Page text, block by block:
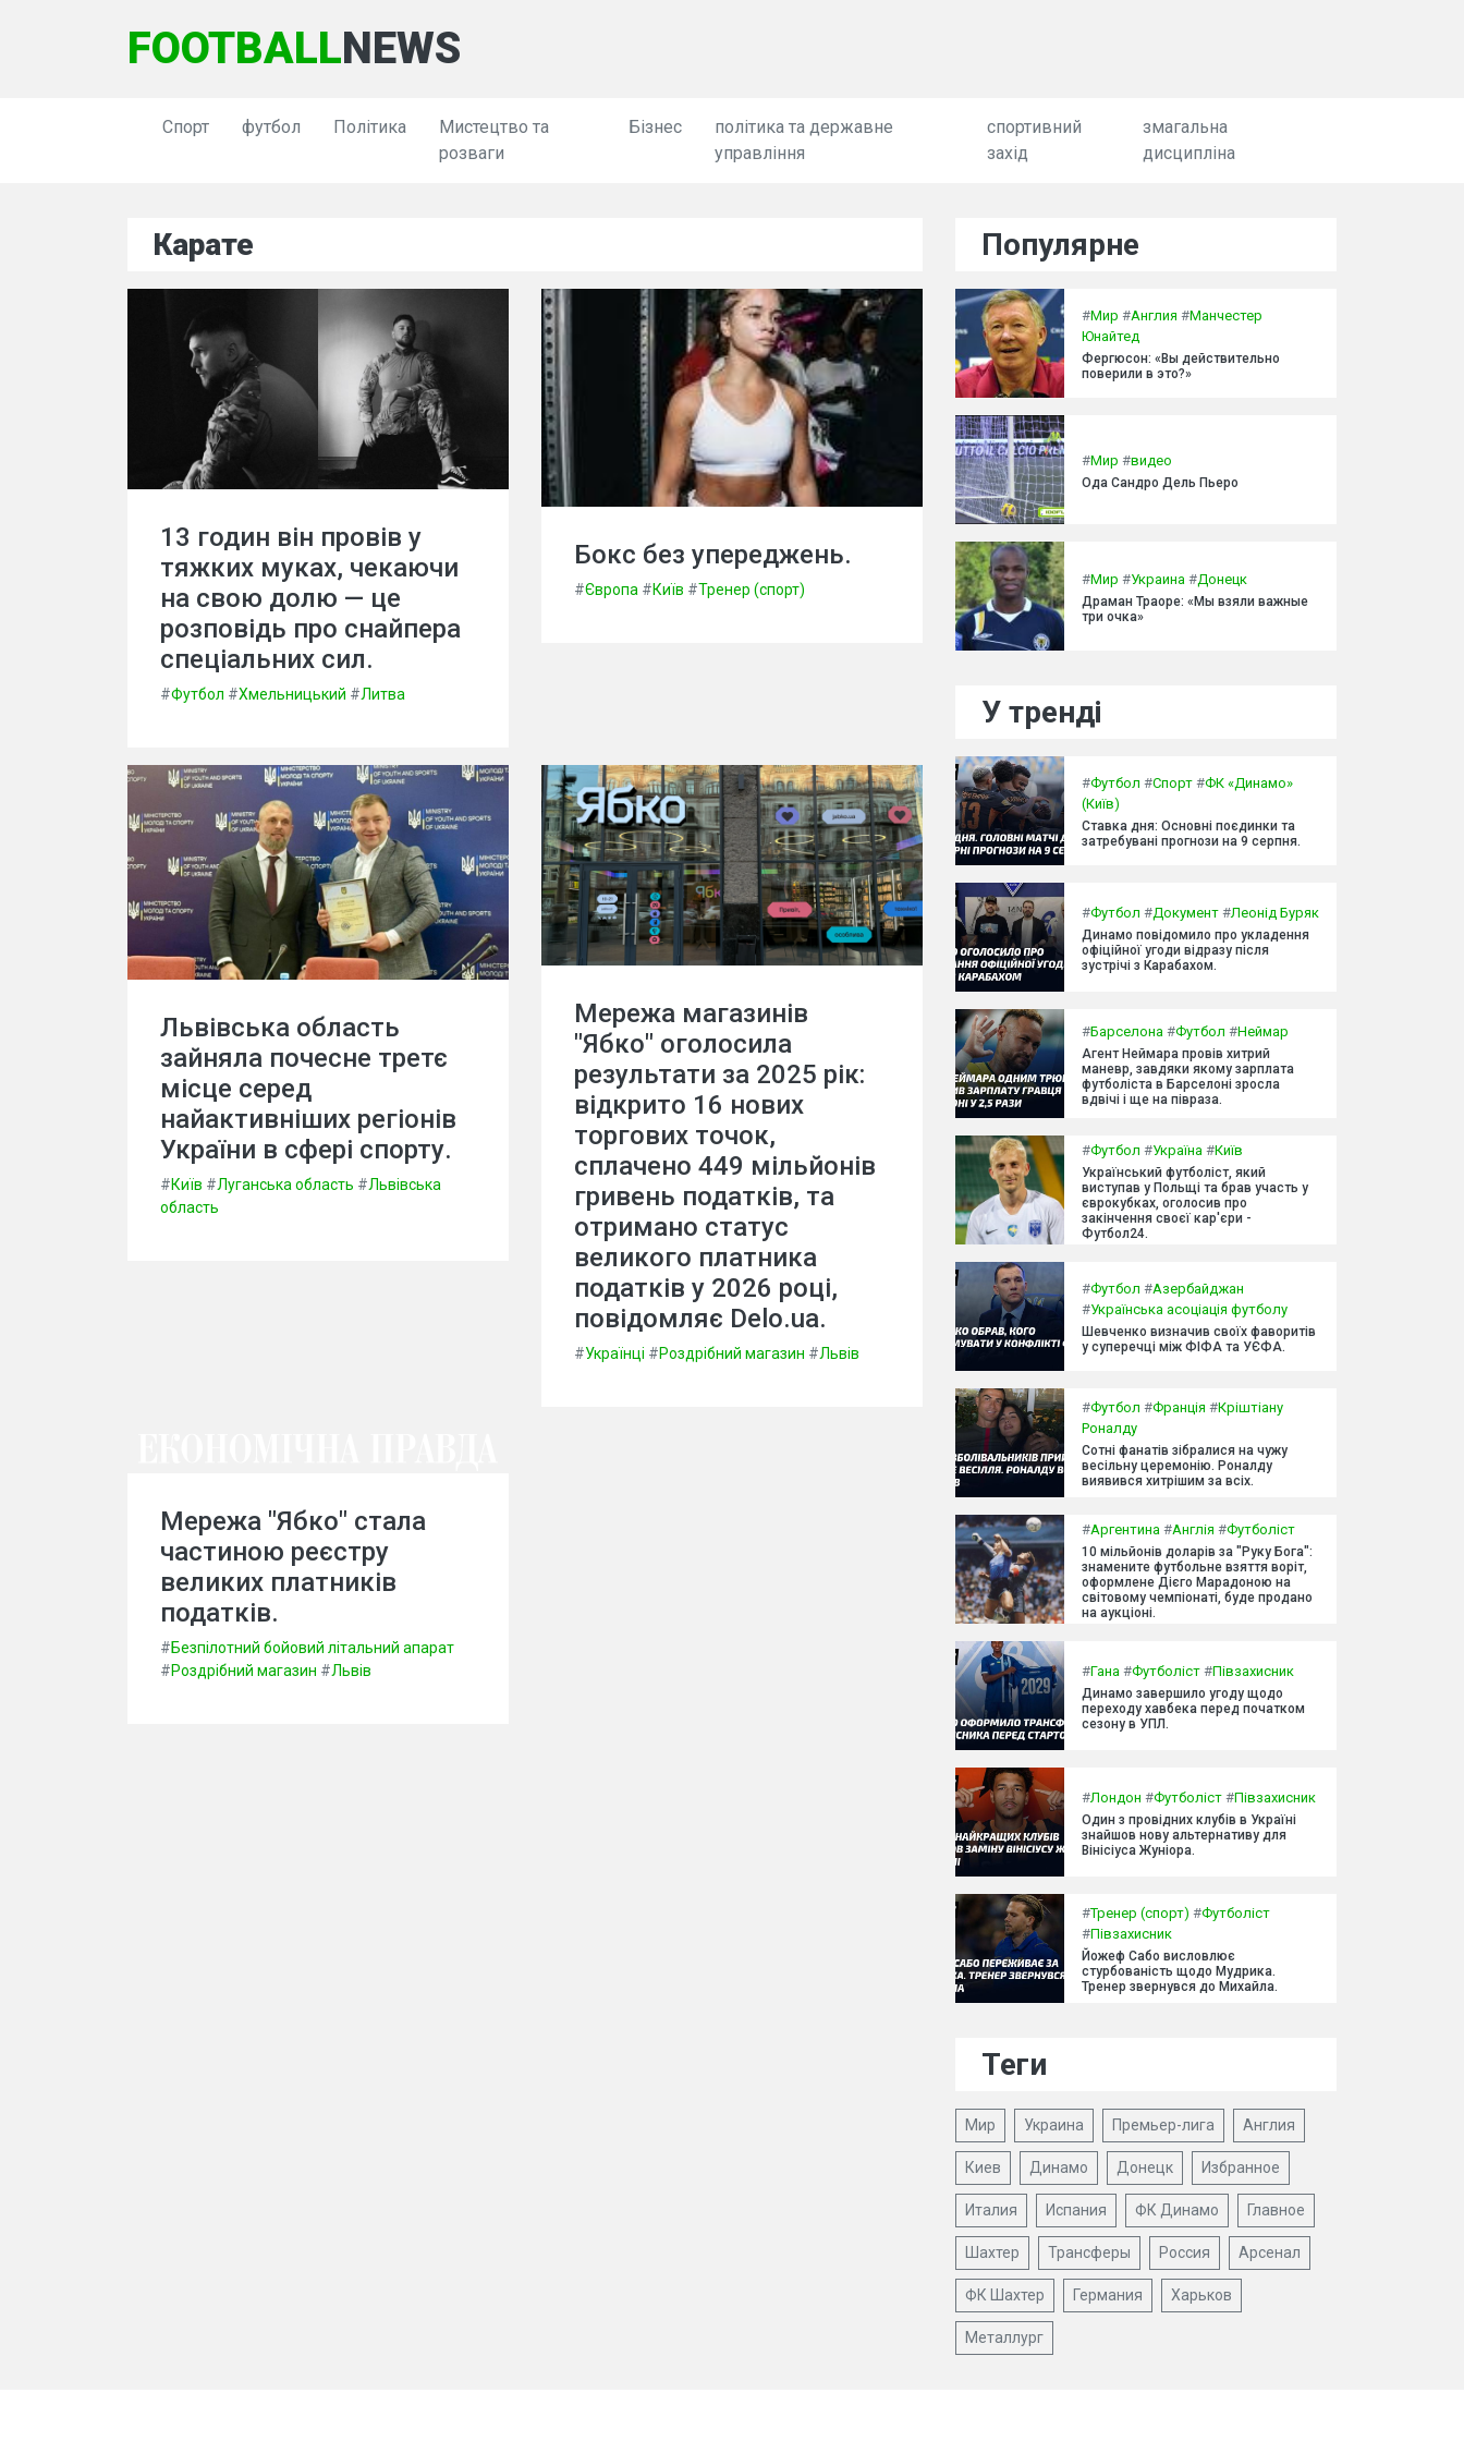
FOOTBALLNEWS
Спорт футбол Політика
Мистецтво та
розваги
Бізнес
політика та державне
управління
спортивний
захід
змагальна
дисципліна
Карате
13 годин він провів у
тяжких муках, чекаючи
на свою долю — це
розповідь про снайпера
спеціальних сил.
#Футбол #Хмельницький #Литва
Бокс без упереджень.
#Європа #Київ #Тренер (спорт)
Львівська область
зайняла почесне третє
місце серед
найактивніших регіонів
України в сфері спорту.
#Київ #Луганська область #Львівська
область
Мережа магазинів
"Ябко" оголосила
результати за 2025 рік:
відкрито 16 нових
торгових точок,
сплачено 449 мільйонів
гривень податків, та
отримано статус
великого платника
податків у 2026 році,
повідомляє Delo.ua.
#Українці #Роздрібний магазин #Львів
Мережа "Ябко" стала
частиною реєстру
великих платників
податків.
#Безпілотний бойовий літальний апарат
#Роздрібний магазин #Львів
Популярне
#Мир #Англия #Манчестер
Юнайтед
Фергюсон: «Вы действительно
поверили в это?»
#Мир #видео
Ода Сандро Дель Пьеро
#Мир #Украина #Донецк
Драман Траоре: «Мы взяли важные
три очка»
У тренді
#Футбол #Спорт #ФК «Динамо»
(Київ)
Ставка дня: Основні поєдинки та
затребувані прогнози на 9 серпня.
#Футбол #Документ #Леонід Буряк
Динамо повідомило про укладення
офіційної угоди відразу після
зустрічі з Карабахом.
#Барселона #Футбол #Неймар
Агент Неймара провів хитрий
маневр, завдяки якому зарплата
футболіста в Барселоні зросла
вдвічі і ще на півраза.
#Футбол #Україна #Київ
Український футболіст, який
виступав у Польщі та брав участь у
єврокубках, оголосив про
закінчення своєї кар'єри -
Футбол24.
#Футбол #Азербайджан
#Українська асоціація футболу
Шевченко визначив своїх фаворитів
у суперечці між ФІФА та УЄФА.
#Футбол #Франція #Кріштіану
Роналду
Сотні фанатів зібралися на чужу
весільну церемонію. Роналду
виявився хитрішим за всіх.
#Аргентина #Англія #Футболіст
10 мільйонів доларів за "Руку Бога":
знамените футбольне взяття воріт,
оформлене Дієго Марадоною на
світовому чемпіонаті, буде продано
на аукціоні.
#Гана #Футболіст #Півзахисник
Динамо завершило угоду щодо
переходу хавбека перед початком
сезону в УПЛ.
#Лондон #Футболіст #Півзахисник
Один з провідних клубів в Україні
знайшов нову альтернативу для
Вінісіуса Жуніора.
#Тренер (спорт) #Футболіст
#Півзахисник
Йожеф Сабо висловлює
стурбованість щодо Мудрика.
Тренер звернувся до Михайла.
Теги
Мир Украина Премьер-лига Англия
Киев Динамо Донецк Избранное
Италия Испания ФК Динамо Главное
Шахтер Трансферы Россия Арсенал
ФК Шахтер Германия Харьков
Металлург